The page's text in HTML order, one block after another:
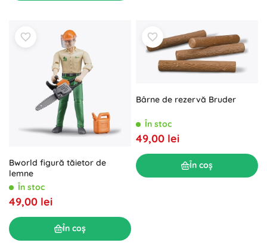
Bworld figură tăietor de
lemne
În stoc
49,00 lei
În coș
Bârne de rezervă Bruder
În stoc
49,00 lei
În coș